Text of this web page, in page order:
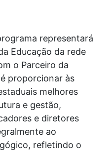
representará
Educação da rede
o Parceiro da
proporcionar às
melhores
e gestão,
e diretores
ao
refletindo o